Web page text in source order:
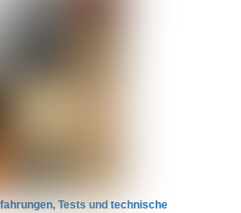
Tests und technische